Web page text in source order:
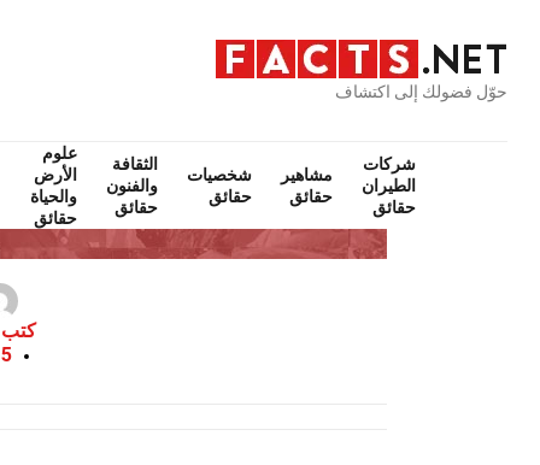
حوّل فضولك إلى اكتشاف
شركات
الطيران
حقائق
مشاهير
حقائق
شخصيات
حقائق
الثقافة
والفنون
حقائق
علوم
الأرض
والحياة
حقائق
كتب
15